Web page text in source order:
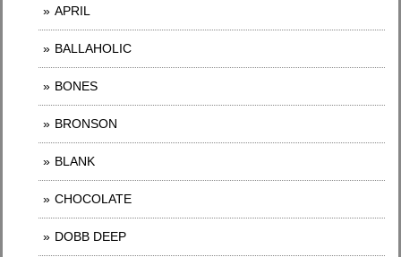
APRIL
BALLAHOLIC
BONES
BRONSON
BLANK
CHOCOLATE
DOBB DEEP